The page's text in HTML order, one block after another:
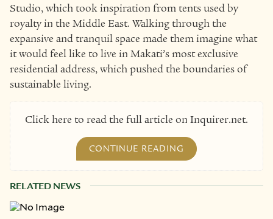
Studio, which took inspiration from tents used by
royalty in the Middle East. Walking through the
expansive and tranquil space made them imagine what
it would feel like to live in Makati’s most exclusive
residential address, which pushed the boundaries of
sustainable living.
Click here to read the full article on Inquirer.net.
CONTINUE READING
RELATED NEWS